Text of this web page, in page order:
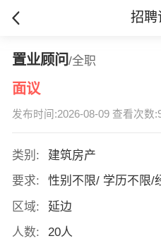
招聘
置业顾问/全职
面议
发布时间:2026-08-09 查看次数
类别:
建筑房产
要求:
性别不限/ 学历不限/
区域:
延边
人数:
20人